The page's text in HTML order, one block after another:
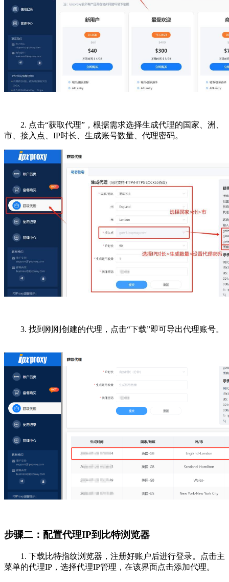
2. 点击“获取代理”，根据需求选择生成代理的国家、洲、
市、接入点、IP时长、生成账号数量、代理密码。
3. 找到刚刚创建的代理，点击“下载”即可导出代理账号。
步骤二：配置代理IP到比特浏览器
1. 下载比特指纹浏览器，注册好账户后进行登录。点击主
菜单的代理IP，选择代理IP管理，在该界面点击添加代理。